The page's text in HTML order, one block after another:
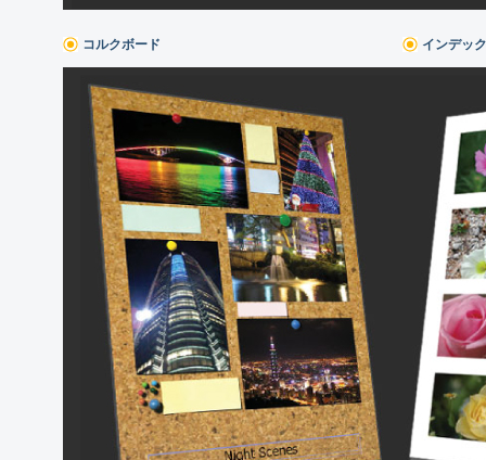
コルクボード インデッ